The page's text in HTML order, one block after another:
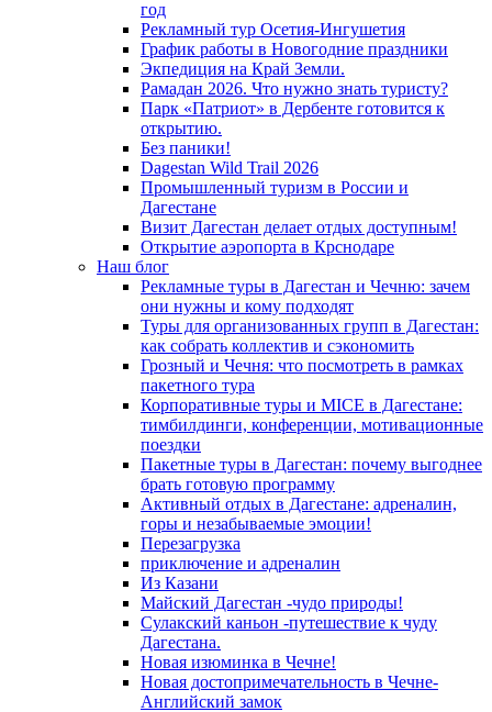
год
Рекламный тур Осетия-Ингушетия
График работы в Новогодние праздники
Экпедиция на Край Земли.
Рамадан 2026. Что нужно знать туристу?
Парк «Патриот» в Дербенте готовится к
открытию.
Без паники!
Dagestan Wild Trail 2026
Промышленный туризм в России и
Дагестане
Визит Дагестан делает отдых доступным!
Открытие аэропорта в Крснодаре
Наш блог
Рекламные туры в Дагестан и Чечню: зачем
они нужны и кому подходят
Туры для организованных групп в Дагестан:
как собрать коллектив и сэкономить
Грозный и Чечня: что посмотреть в рамках
пакетного тура
Корпоративные туры и MICE в Дагестане:
тимбилдинги, конференции, мотивационные
поездки
Пакетные туры в Дагестан: почему выгоднее
брать готовую программу
Активный отдых в Дагестане: адреналин,
горы и незабываемые эмоции!
Перезагрузка
приключение и адреналин
Из Казани
Майский Дагестан -чудо природы!
Сулакский каньон -путешествие к чуду
Дагестана.
Новая изюминка в Чечне!
Новая достопримечательность в Чечне-
Английский замок